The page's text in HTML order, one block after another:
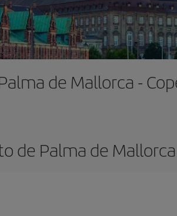
de Mallorca -
de Palma de Mallorca